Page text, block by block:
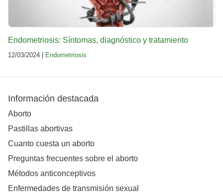
Endometriosis: Síntomas, diagnóstico y tratamiento
12/03/2024 | Endometriosis
Información destacada
Aborto
Pastillas abortivas
Cuanto cuesta un aborto
Preguntas frecuentes sobre el aborto
Métodos anticonceptivos
Enfermedades de transmisión sexual